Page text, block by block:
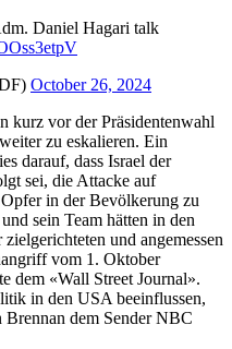
Daniel Hagari talk
October 26, 2024
kurz vor der Präsidentenwahl
zu eskalieren. Ein
darauf, dass Israel der
sei, die Attacke auf
in der Bevölkerung zu
sein Team hätten in den
und angemessen
vom 1. Oktober
dem «Wall Street Journal».
in den USA beeinflussen,
dem Sender NBC